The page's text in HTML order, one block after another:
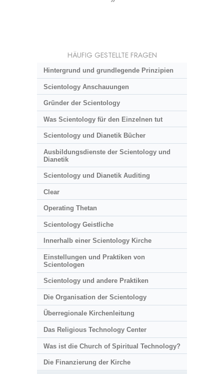
HÄUFIG GESTELLTE FRAGEN
Hintergrund und grundlegende Prinzipien
Scientology Anschauungen
Gründer der Scientology
Was Scientology für den Einzelnen tut
Scientology und Dianetik Bücher
Ausbildungsdienste der Scientology und
Dianetik
Scientology und Dianetik Auditing
Clear
Operating Thetan
Scientology Geistliche
Innerhalb einer Scientology Kirche
Einstellungen und Praktiken von
Scientologen
Scientology und andere Praktiken
Die Organisation der Scientology
Überregionale Kirchenleitung
Das Religious Technology Center
Was ist die Church of Spiritual Technology?
Die Finanzierung der Kirche